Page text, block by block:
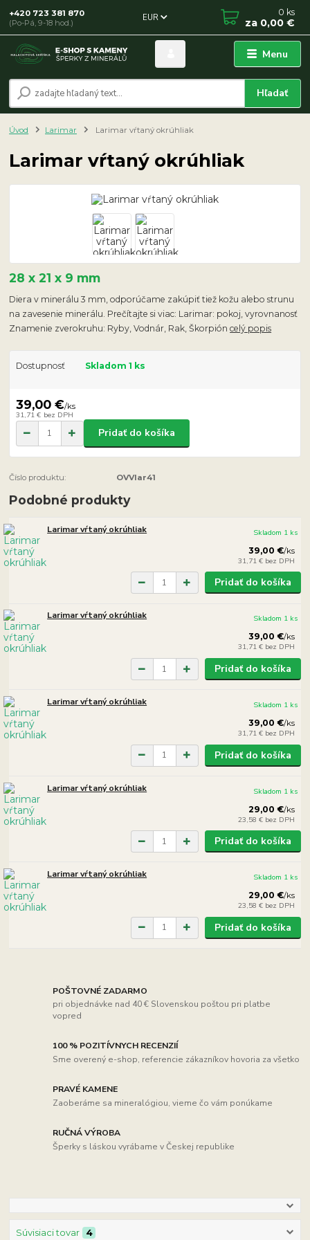
Menu
EUR
Hľadať
+420 723 381 870
(Po-Pá, 9-18 hod.)
0 ks
za 0,00 €
Úvod Larimar Larimar vŕtaný okrúhliak
Larimar vŕtaný okrúhliak
28 x 21 x 9 mm
Diera v minerálu 3 mm, odporúčame zakúpiť tiež kožu alebo strunu
na zavesenie minerálu. Prečítajte si viac: Larimar: pokoj, vyrovnanosť
Znamenie zverokruhu: Ryby, Vodnár, Rak, Škorpióncelý popis
Dostupnosť Skladom 1 ks
39,00 €/ks
31,71 € bez DPH
Pridať do košíka
Číslo produktu: OVVlar41
Podobné produkty
Larimar vŕtaný okrúhliak
39,00 €/ks
31,71 € bez DPH
Skladom 1 ks
Pridať do košíka
Larimar vŕtaný okrúhliak
39,00 €/ks
31,71 € bez DPH
Skladom 1 ks
Pridať do košíka
Larimar vŕtaný okrúhliak
39,00 €/ks
31,71 € bez DPH
Skladom 1 ks
Pridať do košíka
Larimar vŕtaný okrúhliak
29,00 €/ks
23,58 € bez DPH
Skladom 1 ks
Pridať do košíka
Larimar vŕtaný okrúhliak
29,00 €/ks
23,58 € bez DPH
Skladom 1 ks
Pridať do košíka
POŠTOVNÉ ZADARMO
pri objednávke nad 40 € Slovenskou poštou pri platbe
vopred
100 % POZITÍVNYCH RECENZIÍ
Sme overený e-shop, referencie zákazníkov hovoria za všetko
PRAVÉ KAMENE
Zaoberáme sa mineralógiou, vieme čo vám ponúkame
RUČNÁ VÝROBA
Šperky s láskou vyrábame v Českej republike
Súvisiaci tovar 4